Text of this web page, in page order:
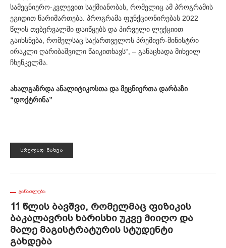
სამეცნიერო-კვლევით საქმიანობას, რომელიც ამ პროგრამის
ეგიდით წარიმართება. პროგრამა ფუნქციონირებას 2022
წლის თებერვალში დაიწყებს და პირველი ლექციით
გაიხსნება, რომელსაც საქართველოს პრემიერ-მინისტრი
ირაკლი ღარიბაშვილი წაიკითხავს“, – განაცხადა მიხეილ
ჩხენკელმა.
ახალგაზრდა ანალიტიკოსთა და მეცნიერთა დარბაზი
“დოქტრინა”
ᲡᲠᲣᲚᲐᲓ ᲜᲐᲮᲕᲐ
ᲒᲐᲜᲐᲗᲚᲔᲑᲐ
11 Წლის Ბავშვი, Რომელმაც Ფიზიკის
Ბაკალავრის Ხარისხი Უკვე Მიიღო Და
Მალე Მაგისტრატურის Სტუდენტი
Გახდება